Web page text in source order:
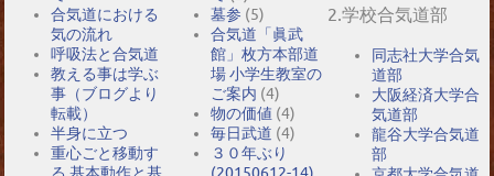
合気道における
気の流れ
呼吸法と合気道
教える事は学ぶ
事（ブログより
転載）
半身に立つ
重心ごと移動す
墓参 (5)
合気道「眞武
館」枚方本部道
場 小学生教室の
ご案内 (4)
物の価値 (4)
毎日武道 (4)
３０年ぶり
2.学校合気道部
同志社大学合気
道部
大阪経済大学合
気道部
龍谷大学合気道
部